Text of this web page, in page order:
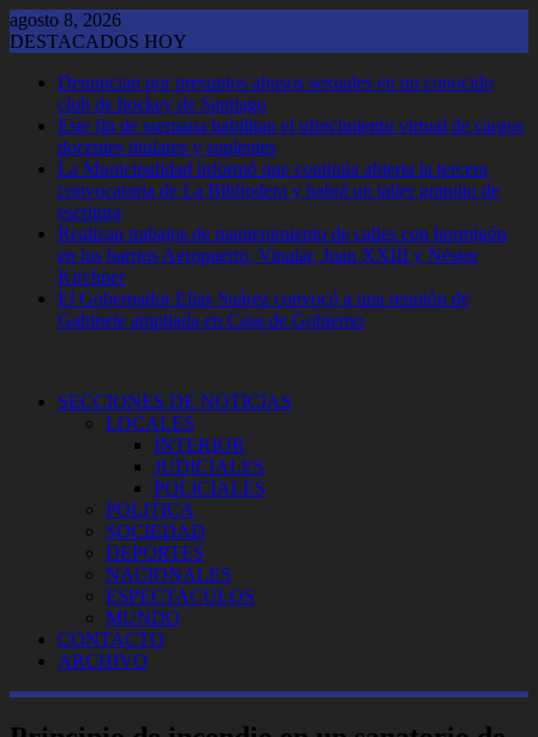
Saltar
al
agosto 8, 2026
DESTACADOS HOY
Denuncian por presuntos abusos sexuales en un conocido
club de hockey de Santiago
Este fin de ssemana habilitan el ofrecimiento virtual de cargos
docentes titulares y suplentes
La Municipalidad informó que continúa abierta la tercera
convocatoria de La Bibliodera y habrá un taller gratuito de
escritura
Realizan trabajos de mantenimiento de calles con hormigón
en los barrios Aeropuerto, Vinalar, Juan XXIII y Néstor
Kirchner
El Gobernador Elias Suárez convocó a una reunión de
Gabinete ampliada en Casa de Gobierno
SECCIONES DE NOTICIAS
LOCALES
INTERIOR
JUDICIALES
POLICIALES
POLITICA
SOCIEDAD
DEPORTES
NACIONALES
ESPECTACULOS
MUNDO
CONTACTO
ARCHIVO